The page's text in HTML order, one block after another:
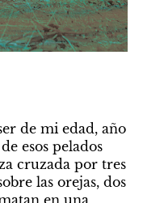
de mi edad, año
esos pelados
cruzada por tres
las orejas, dos